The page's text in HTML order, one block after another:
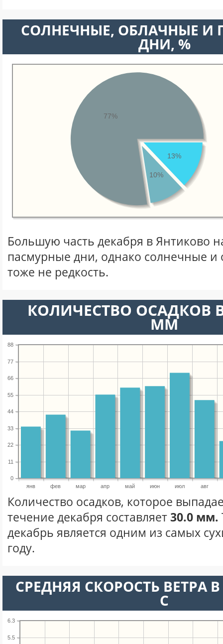
CОЛНЕЧНЫЕ, ОБЛАЧНЫЕ И
ДНИ, %
13%
10%
77%
Большую часть декабря в Янтиково
пасмурные дни, однако солнечные
тоже не редкость.
КОЛИЧЕСТВО ОСАДКОВ
ММ
янв фев мар апр май июн июл авг
0
11
22
33
44
55
66
77
88
Количество осадков, которое
течение декабря составляет30.0 мм.
декабрь является одним из самых
году.
СРЕДНЯЯ СКОРОСТЬ ВЕТРА
С
5.5
6.3